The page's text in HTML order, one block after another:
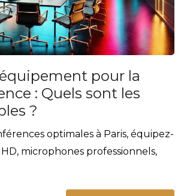
pour la
: Quels sont les
?
optimales à Paris, équipez-
microphones professionnels,